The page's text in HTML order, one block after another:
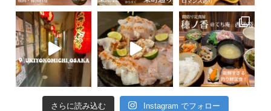
さらに読み込む Instagram でフォロー